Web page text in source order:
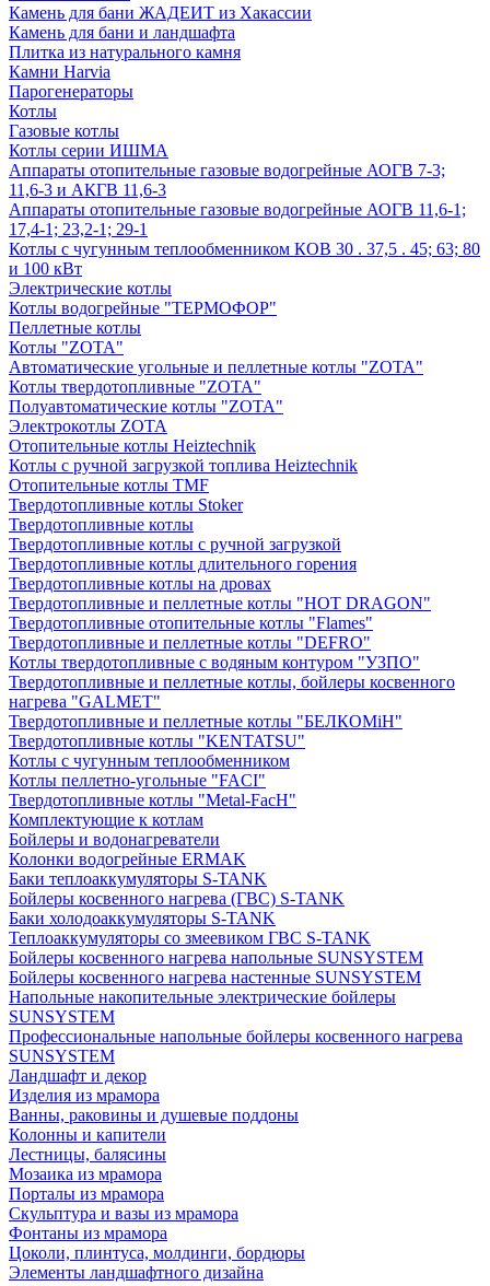
Камень для бани ЖАДЕИТ из Хакассии
Камень для бани и ландшафта
Плитка из натурального камня
Камни Harvia
Парогенераторы
Котлы
Газовые котлы
Котлы серии ИШМА
Аппараты отопительные газовые водогрейные АОГВ 7-3;
11,6-3 и АКГВ 11,6-3
Аппараты отопительные газовые водогрейные АОГВ 11,6-1;
17,4-1; 23,2-1; 29-1
Котлы с чугунным теплообменником КОВ 30 . 37,5 . 45; 63; 80
и 100 кВт
Электрические котлы
Котлы водогрейные "ТЕРМОФОР"
Пеллетные котлы
Котлы "ZOTA"
Автоматические угольные и пеллетные котлы "ZOTA"
Котлы твердотопливные "ZOTA"
Полуавтоматические котлы "ZOTA"
Электрокотлы ZOTA
Отопительные котлы Heiztechnik
Котлы с ручной загрузкой топлива Heiztechnik
Отопительные котлы TMF
Твердотопливные котлы Stoker
Твердотопливные котлы
Твердотопливные котлы с ручной загрузкой
Твердотопливные котлы длительного горения
Твердотопливные котлы на дровах
Твердотопливные и пеллетные котлы "HOT DRAGON"
Твердотопливные отопительные котлы "Flames"
Твердотопливные и пеллетные котлы "DEFRO"
Котлы твердотопливные с водяным контуром "УЗПО"
Твердотопливные и пеллетные котлы, бойлеры косвенного
нагрева "GALMET"
Твердотопливные и пеллетные котлы "БЕЛКОМiН"
Твердотопливные котлы "KENTATSU"
Котлы с чугунным теплообменником
Котлы пеллетно-угольные "FACI"
Твердотопливные котлы "Metal-FacH"
Комплектующие к котлам
Бойлеры и водонагреватели
Колонки водогрейные ERMAK
Баки теплоаккумуляторы S-TANK
Бойлеры косвенного нагрева (ГВС) S-TANK
Баки холодоаккумуляторы S-TANK
Теплоаккумуляторы со змеевиком ГВС S-TANK
Бойлеры косвенного нагрева напольные SUNSYSTEM
Бойлеры косвенного нагрева настенные SUNSYSTEM
Напольные накопительные электрические бойлеры
SUNSYSTEM
Профессиональные напольные бойлеры косвенного нагрева
SUNSYSTEM
Ландшафт и декор
Изделия из мрамора
Ванны, раковины и душевые поддоны
Колонны и капители
Лестницы, балясины
Мозаика из мрамора
Порталы из мрамора
Скульптура и вазы из мрамора
Фонтаны из мрамора
Цоколи, плинтуса, молдинги, бордюры
Элементы ландшафтного дизайна